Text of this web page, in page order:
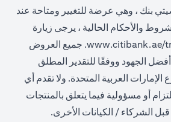
بنك ، وهي عرضة للتغيير ومتاحة عند
والأحكام الحالية ، يرجى زيارة
www.citibank.ae/
(opens in a new tab). جميع العروض
الجهود ووفقًا للتقدير المطلق
العربية المتحدة. ولا تقدم أي
أو مسؤولية فيما يتعلق بالمنتجات
الشركاء / الكيانات الأخرى.